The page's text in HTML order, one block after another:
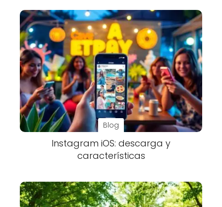
Blog
Instagram iOS: descarga y
características